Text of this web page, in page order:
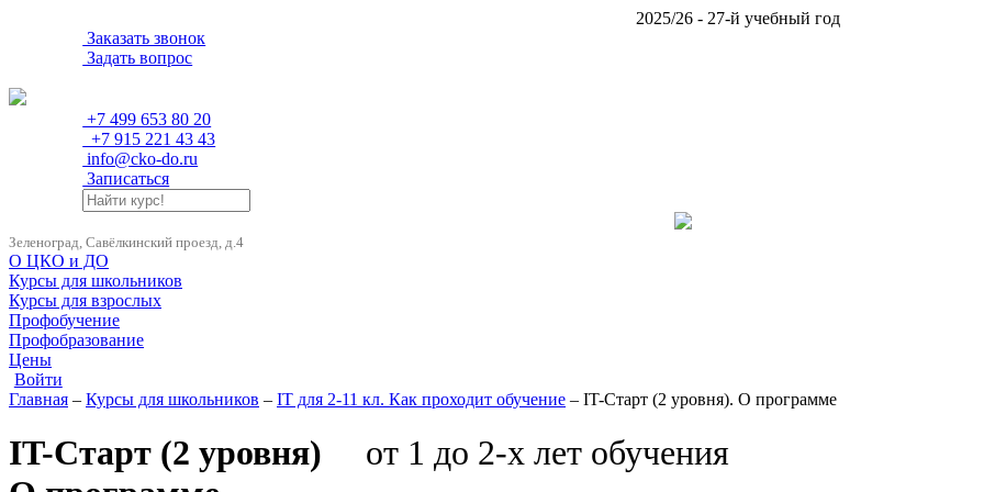
2025/26 - 27-й учебный год
Заказать звонок
Задать вопрос
+7 499 653 80 20
+7 915 221 43 43
info@cko-do.ru
Записаться
Зеленоград, Савёлкинский проезд, д.4
О ЦКО и ДО
Курсы для школьников
Курсы для взрослых
Профобучение
Профобразование
Цены
Войти
Главная – Курсы для школьников – IT для 2-11 кл. Как проходит обучение – IT-Старт (2 уровня). О программе
IT-Старт (2 уровня)
от 1 до 2-х лет обучения